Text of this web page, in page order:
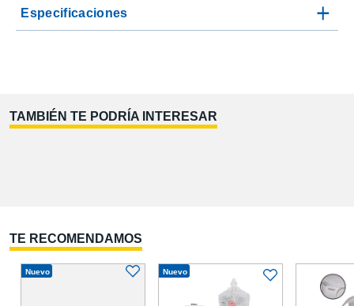
Especificaciones
TAMBIÉN TE PODRÍA INTERESAR
TE RECOMENDAMOS
Nuevo Nuevo